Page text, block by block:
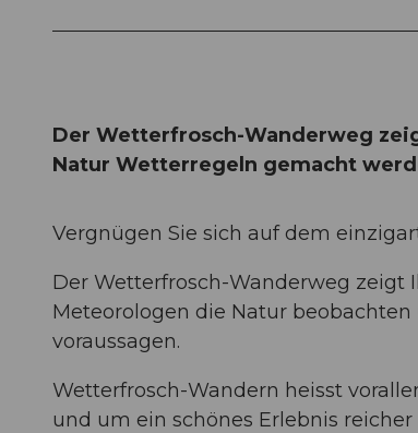
Der Wetterfrosch-Wanderweg
Natur Wetterregeln gemacht
Vergnügen Sie sich auf dem
Der Wetterfrosch-Wanderweg zeigt
Meteorologen die Natur
voraussagen.
Wetterfrosch-Wandern heisst
und um ein schönes Erlebnis